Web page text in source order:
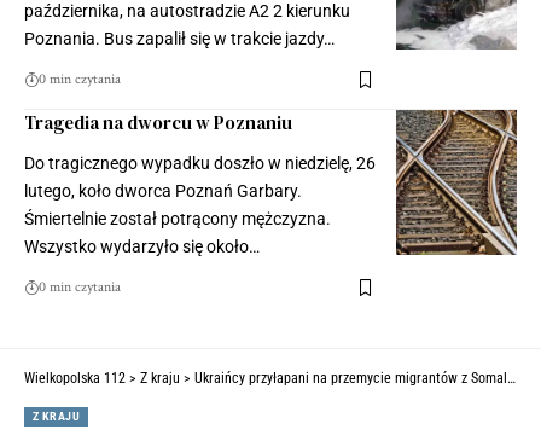
października, na autostradzie A2 2 kierunku
Poznania. Bus zapalił się w trakcie jazdy…
0 min czytania
Tragedia na dworcu w Poznaniu
Do tragicznego wypadku doszło w niedzielę, 26
lutego, koło dworca Poznań Garbary.
Śmiertelnie został potrącony mężczyzna.
Wszystko wydarzyło się około…
0 min czytania
Wielkopolska 112 > Z kraju > Ukraińcy przyłapani na przemycie migrantów z Somalii. Będę musieli wrócić na Ukrainę
Z KRAJU